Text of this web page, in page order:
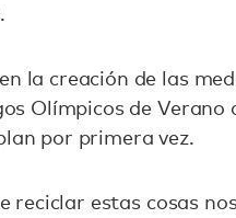
la creación de las
Olímpicos de Verano
por primera vez.
estas cosas